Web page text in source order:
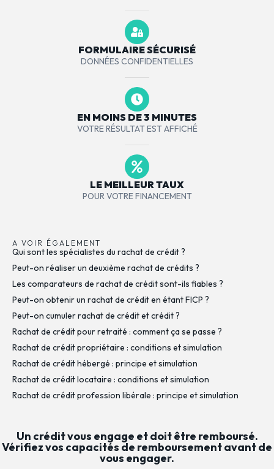
FORMULAIRE SÉCURISÉ
DONNÉES CONFIDENTIELLES
EN MOINS DE 3 MINUTES
VOTRE RÉSULTAT EST AFFICHÉ
LE MEILLEUR TAUX
POUR VOTRE FINANCEMENT
A VOIR ÉGALEMENT
Qui sont les spécialistes du rachat de crédit ?
Peut-on réaliser un deuxième rachat de crédits ?
Les comparateurs de rachat de crédit sont-ils fiables ?
Peut-on obtenir un rachat de crédit en étant FICP ?
Peut-on cumuler rachat de crédit et crédit ?
Rachat de crédit pour retraité : comment ça se passe ?
Rachat de crédit propriétaire : conditions et simulation
Rachat de crédit hébergé : principe et simulation
Rachat de crédit locataire : conditions et simulation
Rachat de crédit profession libérale : principe et simulation
Un crédit vous engage et doit être remboursé.
Vérifiez vos capacités de remboursement avant de
vous engager.